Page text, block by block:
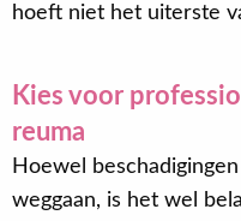
hoeft niet het uiterste
Kies voor
reuma
Hoewel
weggaan, is het wel